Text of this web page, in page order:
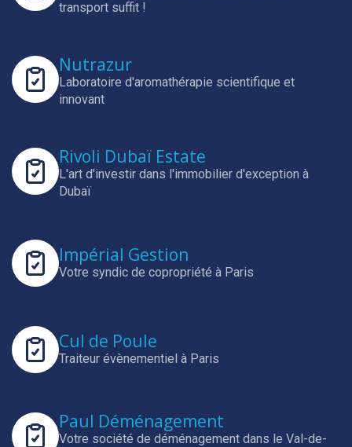
transport suffit !
Nutrazur
Laboratoire d'aromathérapie scientifique et
innovant
Rivoli Dubaï Estate
L'art d'investir dans l'immobilier d'exception à
Dubaï
Impérial Gestion
Votre syndic de copropriété à Paris
Cul de Poule
Traiteur évènementiel à Paris
Paul Déménagement
Votre société de déménagement dans le Val-de-